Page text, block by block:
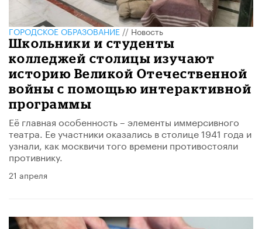
ГОРОДСКОЕ ОБРАЗОВАНИЕ//Новость
Школьники и студенты
колледжей столицы изучают
историю Великой Отечественной
войны с помощью интерактивной
программы
Её главная особенность – элементы иммерсивного
театра. Ее участники оказались в столице 1941 года и
узнали, как москвичи того времени противостояли
противнику.
21 апреля